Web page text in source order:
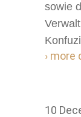
sowie
› more
10